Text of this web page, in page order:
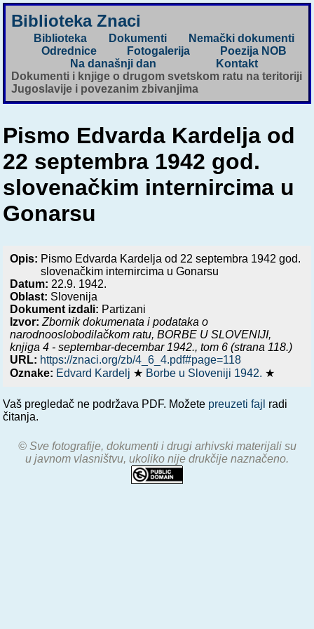
Biblioteka Znaci
Biblioteka Dokumenti
Nemački dokumenti
Odrednice
Fotogalerija
Poezija NOB
Na današnji dan
Kontakt
Dokumenti i knjige o drugom svetskom ratu na teritoriji
Jugoslavije i povezanim zbivanjima
Pismo Edvarda Kardelja od
22 septembra 1942 god.
slovenačkim internircima u
Gonarsu
Opis: Pismo Edvarda Kardelja od 22 septembra 1942 god.
slovenačkim internircima u Gonarsu
Datum: 22.9. 1942.
Oblast: Slovenija
Dokument izdali: Partizani
Izvor: Zbornik dokumenata i podataka o
narodnooslobodilačkom ratu,BORBE U SLOVENIJI,
knjiga 4 - septembar-decembar 1942., tom 6 (strana 118.)
URL: https://znaci.org/zb/4_6_4.pdf#page=118
Oznake: Edvard Kardelj ★ Borbe u Sloveniji 1942. ★
Vaš pregledač ne podržava PDF. Možete preuzeti fajl radi
čitanja.
© Sve fotografije, dokumenti i drugi arhivski materijali su
u javnom vlasništvu, ukoliko nije drukčije naznačeno.